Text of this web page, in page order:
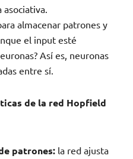
almacenar patrones y
el input esté
Así es, neuronas
entre sí.
de la red Hopfield
patrones: la red ajusta